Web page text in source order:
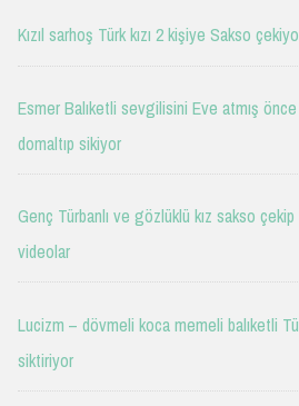
Kızıl sarhoş Türk kızı 2 kişiye Sakso
Esmer Balıketli sevgilisini Eve atmış
domaltıp sikiyor
Genç Türbanlı ve gözlüklü kız sakso
videolar
Lucizm – dövmeli koca memeli balıketli
siktiriyor